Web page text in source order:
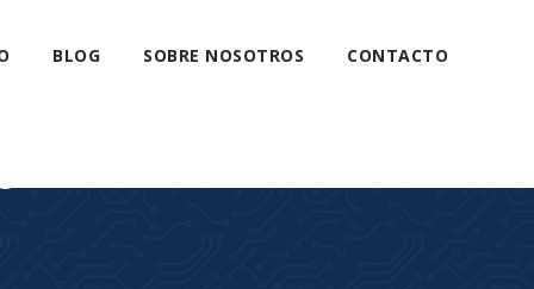
BLOG SOBRE NOSOTROS CONTACTO